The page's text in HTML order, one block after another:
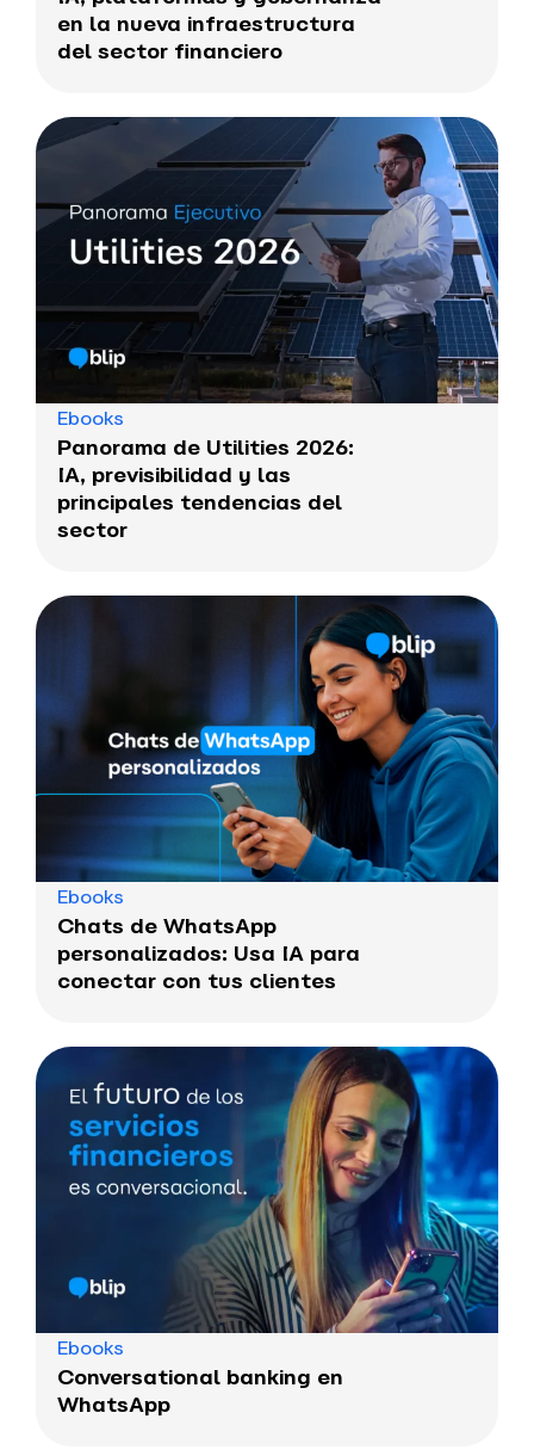
en la nueva infraestructura
del sector financiero
Ebooks
Panorama de Utilities 2026:
IA, previsibilidad y las
principales tendencias del
sector
Ebooks
Chats de WhatsApp
personalizados: Usa IA para
conectar con tus clientes
Ebooks
Conversational banking en
WhatsApp